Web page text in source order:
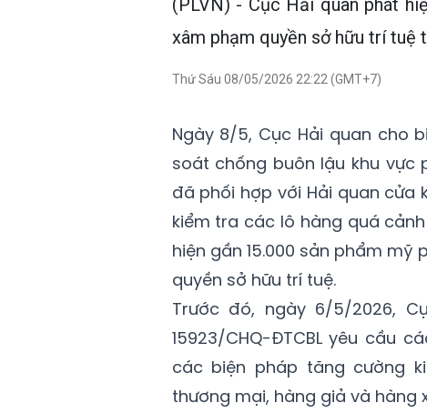
(PLVN) - Cục Hải quan phát
xâm phạm quyền sở hữu trí tuệ
Thứ Sáu 08/05/2026 22:22 (GMT+7)
Ngày 8/5, Cục Hải quan cho
soát chống buôn lậu khu vực
đã phối hợp với Hải quan cửa
kiểm tra các lô hàng quá
hiện gần 15.000 sản phẩm
quyền sở hữu trí tuệ.
Trước đó, ngày 6/5/2026,
15923/CHQ-ĐTCBL yêu cầu
các biện pháp tăng cường
thương mại, hàng giả và hàng